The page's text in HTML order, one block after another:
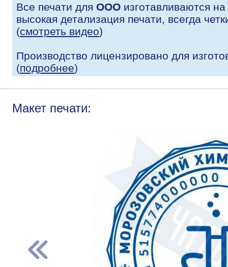
Все печати для ООО изготавливаются
высокая детализация печати, всегда
(смотреть видео)
Производство лицензировано для
(подробнее)
Макет печати: